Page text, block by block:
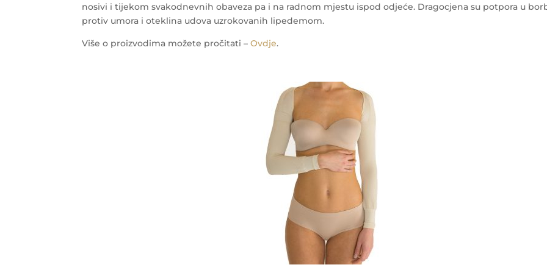
nosivi i tijekom svakodnevnih obaveza pa i na radnom mjestu ispod odjeće. Dragocjena su potpora u
protiv umora i oteklina udova uzrokovanih lipedemom.
Više o proizvodima možete pročitati –Ovdje.